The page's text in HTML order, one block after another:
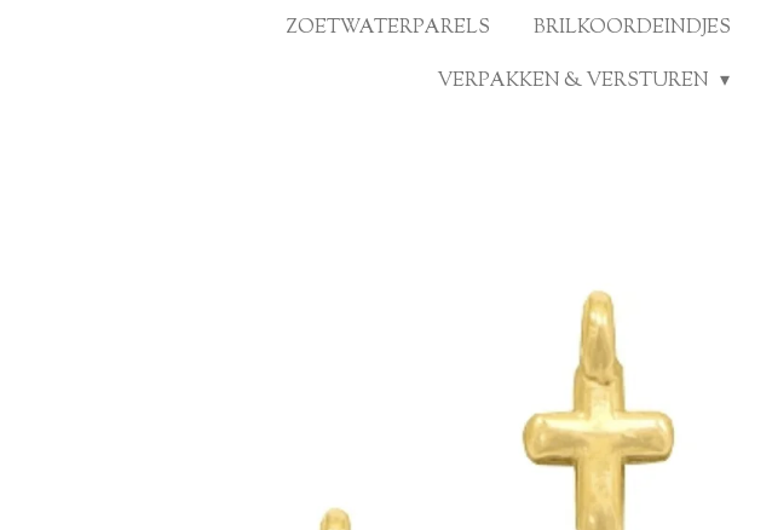
ZOETWATERPARELS
BRILKOORDEINDJES
VERPAKKEN & VERSTUREN